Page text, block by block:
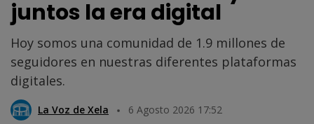
juntos la era digital
Hoy somos una comunidad de 1.9 millones de
seguidores en nuestras diferentes plataformas
digitales.
La Voz de Xela 6 Agosto 2026 17:52